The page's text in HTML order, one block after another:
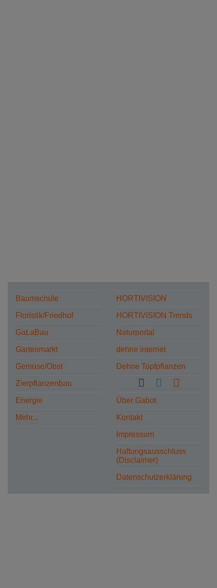
Baumschule
Floristik/Friedhof
GaLaBau
Gartenmarkt
Gemüse/Obst
Zierpflanzenbau
Energie
Mehr...
HORTIVISION
HORTIVISION Trends
Naturportal
dehne internet
Dehne Topfpflanzen
Über Gabot
Kontakt
Impressum
Haftungsausschluss
(Disclaimer)
Datenschutzerklärung